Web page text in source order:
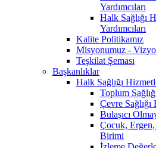
Yardımcıları
Halk Sağlığı
Yardımcıları
Kalite Politikamız
Misyonumuz -
Teşkilat Şeması
Başkanlıklar
Halk Sağlığı
Toplum
Çevre
Bulaşıcı
Çocuk, Ergen,
Birimi